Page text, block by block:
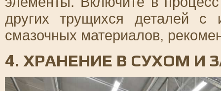
других трущихся деталей с
смазочных материалов,
4. ХРАНЕНИЕ В СУХОМ